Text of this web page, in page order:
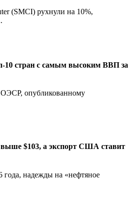
(SMCI) рухнули на 10%,
10 стран с самым высоким ВВП за
ОЭСР, опубликованному
$103, а экспорт США ставит
года, надежды на «нефтяное